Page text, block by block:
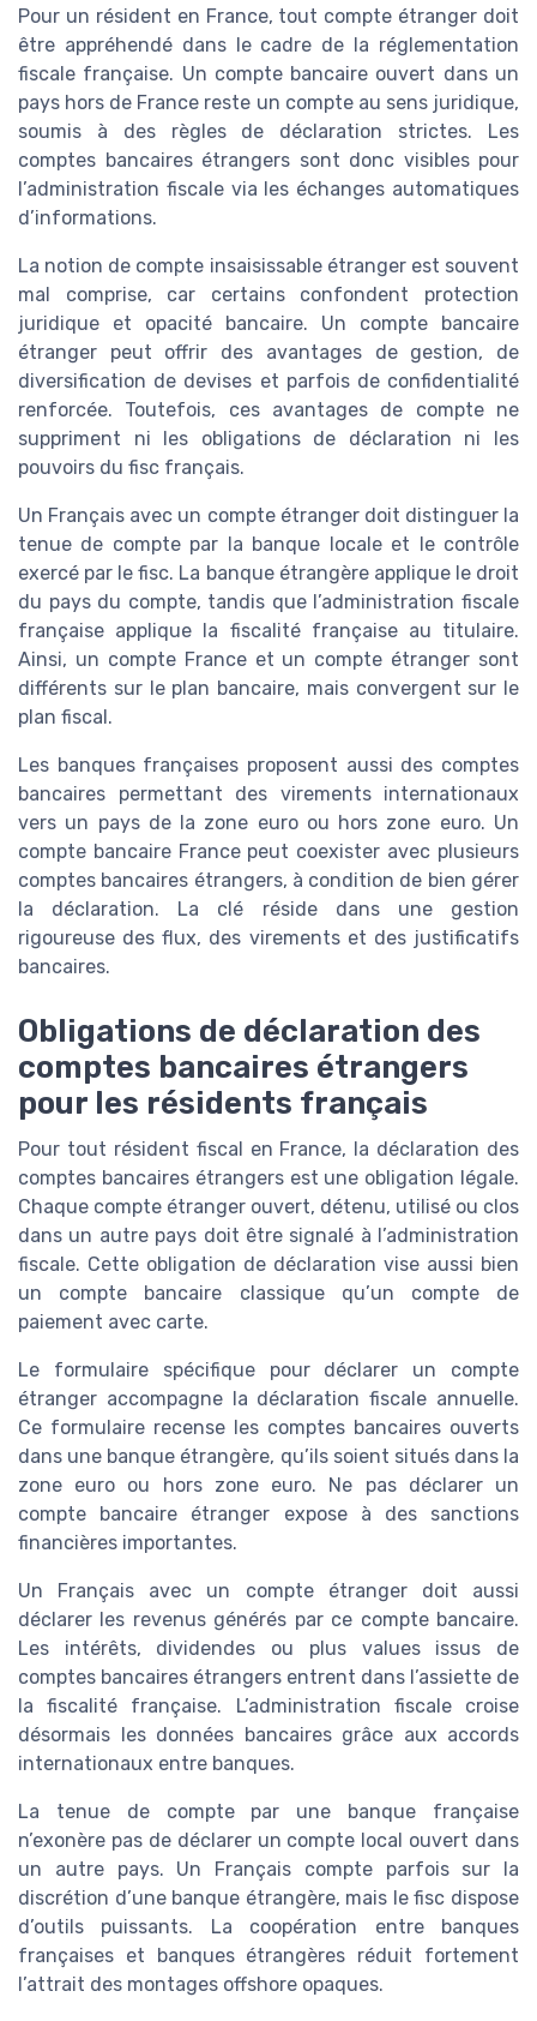
Pour un résident en France, tout compte étranger doit
être appréhendé dans le cadre de la réglementation
fiscale française. Un compte bancaire ouvert dans un
pays hors de France reste un compte au sens juridique,
soumis à des règles de déclaration strictes. Les
comptes bancaires étrangers sont donc visibles pour
l’administration fiscale via les échanges automatiques
d’informations.
La notion de compte insaisissable étranger est souvent
mal comprise, car certains confondent protection
juridique et opacité bancaire. Un compte bancaire
étranger peut offrir des avantages de gestion, de
diversification de devises et parfois de confidentialité
renforcée. Toutefois, ces avantages de compte ne
suppriment ni les obligations de déclaration ni les
pouvoirs du fisc français.
Un Français avec un compte étranger doit distinguer la
tenue de compte par la banque locale et le contrôle
exercé par le fisc. La banque étrangère applique le droit
du pays du compte, tandis que l’administration fiscale
française applique la fiscalité française au titulaire.
Ainsi, un compte France et un compte étranger sont
différents sur le plan bancaire, mais convergent sur le
plan fiscal.
Les banques françaises proposent aussi des comptes
bancaires permettant des virements internationaux
vers un pays de la zone euro ou hors zone euro. Un
compte bancaire France peut coexister avec plusieurs
comptes bancaires étrangers, à condition de bien gérer
la déclaration. La clé réside dans une gestion
rigoureuse des flux, des virements et des justificatifs
bancaires.
Obligations de déclaration des
comptes bancaires étrangers
pour les résidents français
Pour tout résident fiscal en France, la déclaration des
comptes bancaires étrangers est une obligation légale.
Chaque compte étranger ouvert, détenu, utilisé ou clos
dans un autre pays doit être signalé à l’administration
fiscale. Cette obligation de déclaration vise aussi bien
un compte bancaire classique qu’un compte de
paiement avec carte.
Le formulaire spécifique pour déclarer un compte
étranger accompagne la déclaration fiscale annuelle.
Ce formulaire recense les comptes bancaires ouverts
dans une banque étrangère, qu’ils soient situés dans la
zone euro ou hors zone euro. Ne pas déclarer un
compte bancaire étranger expose à des sanctions
financières importantes.
Un Français avec un compte étranger doit aussi
déclarer les revenus générés par ce compte bancaire.
Les intérêts, dividendes ou plus values issus de
comptes bancaires étrangers entrent dans l’assiette de
la fiscalité française. L’administration fiscale croise
désormais les données bancaires grâce aux accords
internationaux entre banques.
La tenue de compte par une banque française
n’exonère pas de déclarer un compte local ouvert dans
un autre pays. Un Français compte parfois sur la
discrétion d’une banque étrangère, mais le fisc dispose
d’outils puissants. La coopération entre banques
françaises et banques étrangères réduit fortement
l’attrait des montages offshore opaques.